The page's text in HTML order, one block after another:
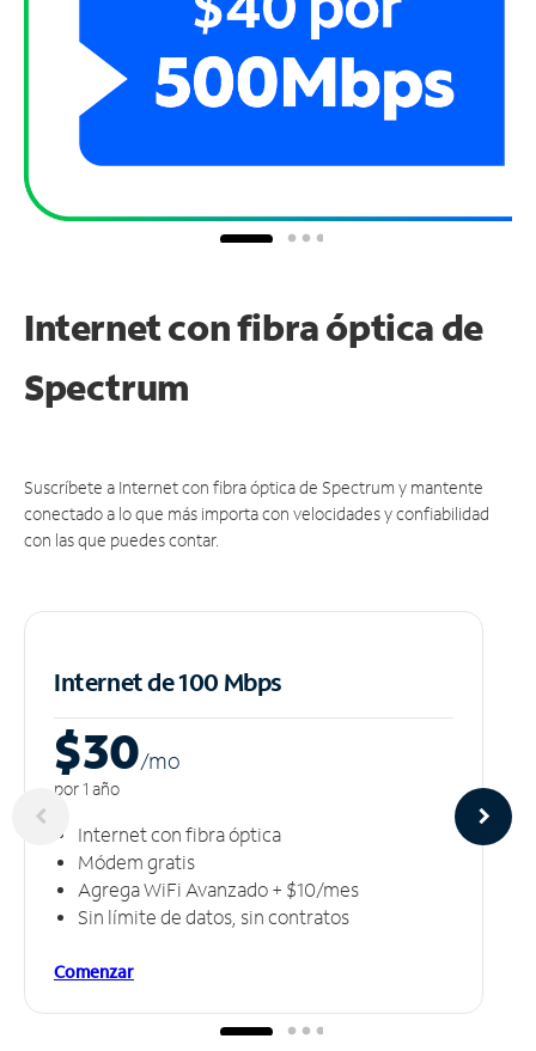
Internet con fibra óptica de
Spectrum
Suscríbete a Internet con fibra óptica de Spectrum y mantente
conectado a lo que más importa con velocidades y confiabilidad
con las que puedes contar.
Internet de 100 Mbps
$30/mo
por 1 año
Internet con fibra óptica
Módem gratis
Agrega WiFi Avanzado + $10/mes
Sin límite de datos, sin contratos
Comenzar